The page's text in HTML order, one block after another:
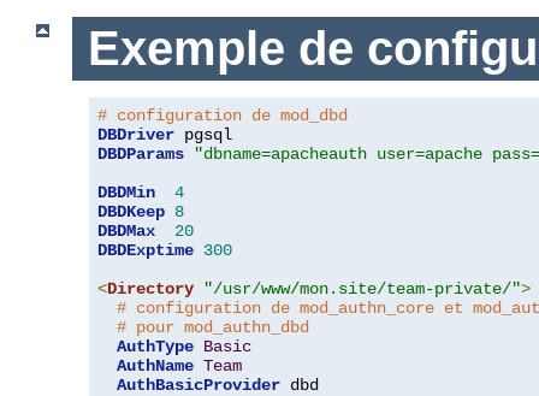
Exemple de
# configuration de mod_dbd
DBDriver
DBDParams
"dbname=apacheauth user=apache
DBDMin
4
DBDKeep 8
DBDMax
20
DBDExptime 300
<Directory "/usr/www/mon.site/team-private/">
# configuration de mod_authn_core et
# pour mod_authn_dbd
AuthType Basic
AuthName Team
AuthBasicProvider dbd